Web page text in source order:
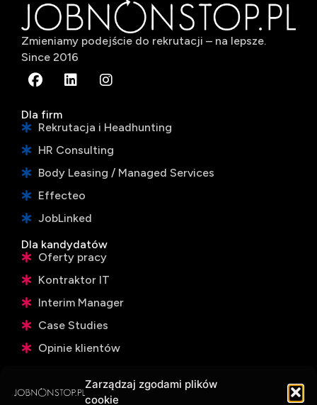
Zarządzaj zgodami plików
cookie
Zmieniamy podejście do rekrutacji – na lepsze.
Since 2016
Dla firm
Rekrutacja i Headhunting
HR Consulting
Body Leasing / Managed Services
Effecteo
JobLinked
Dla kandydatów
Oferty pracy
Kontraktor IT
Interim Manager
Case Studies
Opinie klientów
Lokalizacja
Wisła Plaza, ul. Ludna 2, 00-406 Warszawa